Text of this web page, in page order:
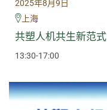
2025年8月9日
上海
共塑人机共生新范式
13:30-17:00